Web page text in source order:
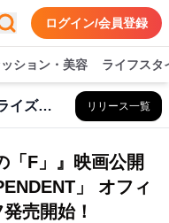
ログイン/会員登録
ション・美容 ライフスタ
インペリアル・エンタープライズ株式会社 リリース一覧
「F」』映画公開
」 オフィ
売開始！